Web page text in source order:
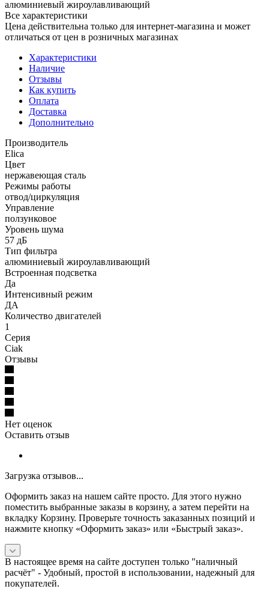
алюминиевый жироулавливающий
Все характеристики
Цена действительна только для интернет-магазина и может
отличаться от цен в розничных магазинах
Характеристики
Наличие
Отзывы
Как купить
Оплата
Доставка
Дополнительно
Производитель
Elica
Цвет
нержавеющая сталь
Режимы работы
отвод/циркуляция
Управление
ползунковое
Уровень шума
57 дБ
Тип фильтра
алюминиевый жироулавливающий
Встроенная подсветка
Да
Интенсивный режим
ДА
Количество двигателей
1
Серия
Ciak
Отзывы
Нет оценок
Оставить отзыв
Загрузка отзывов...
Оформить заказ на нашем сайте просто. Для этого нужно
поместить выбранные заказы в корзину, а затем перейти на
вкладку Корзину. Проверьте точность заказанных позиций и
нажмите кнопку «Оформить заказ» или «Быстрый заказ».
В настоящее время на сайте доступен только "наличный
расчёт" - Удобный, простой в использовании, надежный для
покупателей.